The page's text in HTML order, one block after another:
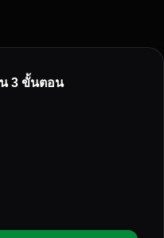
3 ขั้นตอน